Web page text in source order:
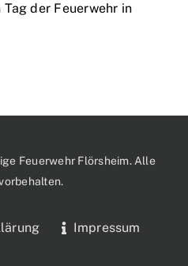
der Feuerwehr in
Feuerwehr Flörsheim. Alle
Impressum